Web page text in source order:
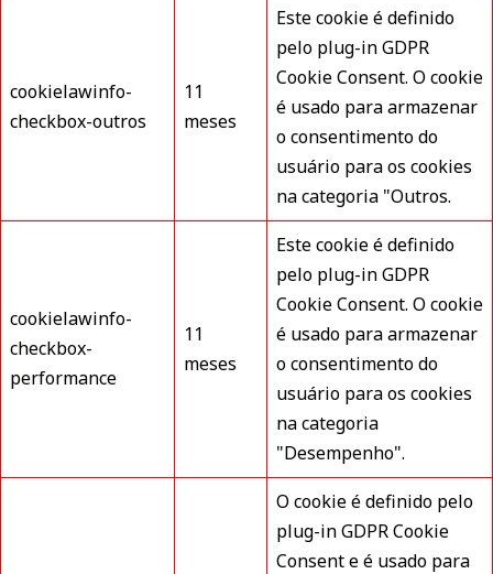
cookielawinfo-
checkbox-outros
11
meses
Este cookie é definido
pelo plug-in GDPR
Cookie Consent. O cookie
é usado para armazenar
o consentimento do
usuário para os cookies
na categoria "Outros.
cookielawinfo-
checkbox-
performance
11
meses
Este cookie é definido
pelo plug-in GDPR
Cookie Consent. O cookie
é usado para armazenar
o consentimento do
usuário para os cookies
na categoria
"Desempenho".
O cookie é definido pelo
plug-in GDPR Cookie
Consent e é usado para